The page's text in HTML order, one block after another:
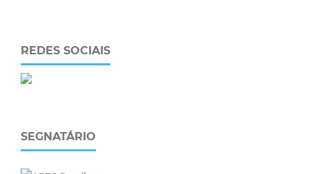
REDES SOCIAIS
SEGNATÁRIO